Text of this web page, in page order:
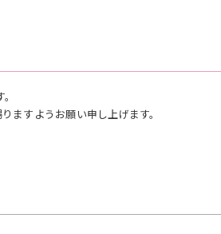
ますようお願い申し上げます。